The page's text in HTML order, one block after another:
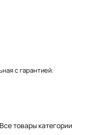
с гарантией.
Все товары категории